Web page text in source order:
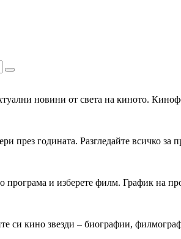
новини от света на киното.
през годината. Разгледайте всичко
програма и изберете филм. График на
си кино звезди – биографии,